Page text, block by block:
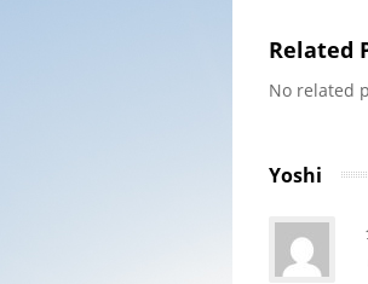
Related
No related
Yoshi